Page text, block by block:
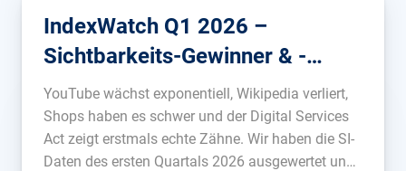
IndexWatch Q1 2026 –
Sichtbarkeits-Gewinner & -
Verlierer
YouTube wächst exponentiell, Wikipedia verliert,
Shops haben es schwer und der Digital Services
Act zeigt erstmals echte Zähne. Wir haben die SI-
Daten des ersten Quartals 2026 ausgewertet und